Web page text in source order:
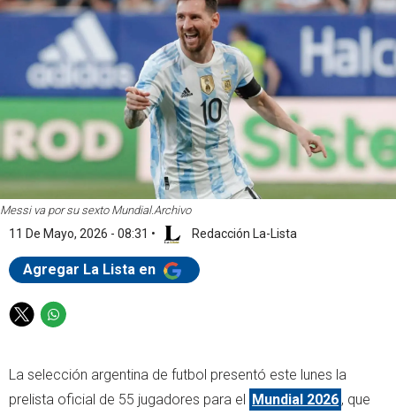
Messi va por su sexto Mundial.Archivo
11 De Mayo, 2026 - 08:31 • Redacción La-Lista
Agregar La Lista en
T
t
t
W
t
s
La selección argentina de futbol presentó este lunes la
prelista oficial de 55 jugadores para el Mundial 2026 , que